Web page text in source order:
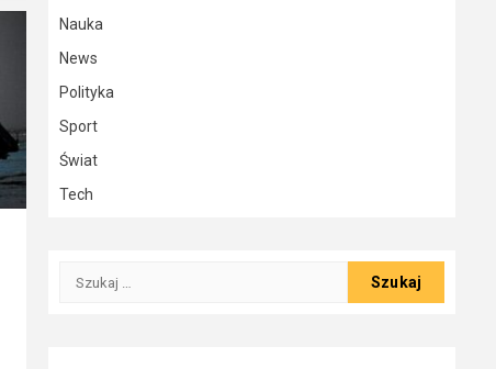
Nauka
News
Polityka
Sport
Świat
Tech
Szukaj: